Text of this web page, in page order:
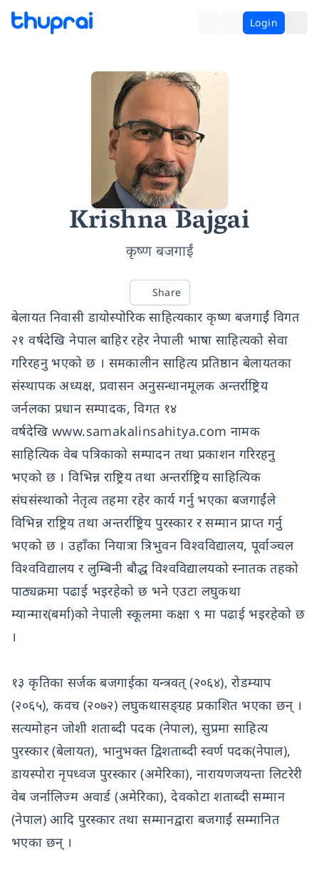
Login
Krishna Bajgai
कृष्ण बजगाईं
Share
बेलायत निवासी डायोस्पोरिक साहित्यकार कृष्ण बजगाईं विगत
२१ वर्षदेखि नेपाल बाहिर रहेर नेपाली भाषा साहित्यको सेवा
गरिरहनु भएको छ । समकालीन साहित्य प्रतिष्ठान बेलायतका
संस्थापक अध्यक्ष, प्रवासन अनुसन्धानमूलक अन्तर्राष्ट्रिय
जर्नलका प्रधान सम्पादक, विगत १४
वर्षदेखि www.samakalinsahitya.com नामक
साहित्यिक वेब पत्रिकाको सम्पादन तथा प्रकाशन गरिरहनु
भएको छ । विभिन्न राष्ट्रिय तथा अन्तर्राष्ट्रिय साहित्यिक
संघसंस्थाको नेतृत्व तहमा रहेर कार्य गर्नु भएका बजगाईंले
विभिन्न राष्ट्रिय तथा अन्तर्राष्ट्रिय पुरस्कार र सम्मान प्राप्त गर्नु
भएको छ । उहाँका नियात्रा त्रिभुवन विश्वविद्यालय, पूर्वाञ्चल
विश्वविद्यालय र लुम्बिनी बौद्ध विश्वविद्यालयको स्नातक तहको
पाठ्यक्रमा पढाई भइरहेको छ भने एउटा लघुकथा
म्यान्मार(बर्मा)को नेपाली स्कूलमा कक्षा ९ मा पढाई भइरहेको छ
।
१३ कृतिका सर्जक बजगाईका यन्त्रवत् (२०६४), रोडम्याप
(२०६५), कवच (२०७२) लघुकथासङ्ग्रह प्रकाशित भएका छन् ।
सत्यमोहन जोशी शताब्दी पदक (नेपाल), सुप्रमा साहित्य
पुरस्कार (बेलायत), भानुभक्त द्विशताब्दी स्वर्ण पदक(नेपाल),
डायस्पोरा नृपध्वज पुरस्कार (अमेरिका), नारायणजयन्ता लिटरेरी
वेब जर्नालिज्म अवार्ड (अमेरिका), देवकोटा शताब्दी सम्मान
(नेपाल) आदि पुरस्कार तथा सम्मानद्वारा बजगाईं सम्मानित
भएका छन् ।